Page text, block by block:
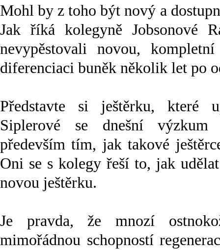
Mohl by z toho být nový a
Jak říká kolegyně Jobsonové
nevypěstovali novou,
diferenciaci buněk několik let po
Představte si ještěrku, které
Siplerové se dnešní výzkum
především tím, jak takové
Oni se s kolegy řeší to, jak
novou ještěrku.
Je pravda, že mnozí
mimořádnou schopností